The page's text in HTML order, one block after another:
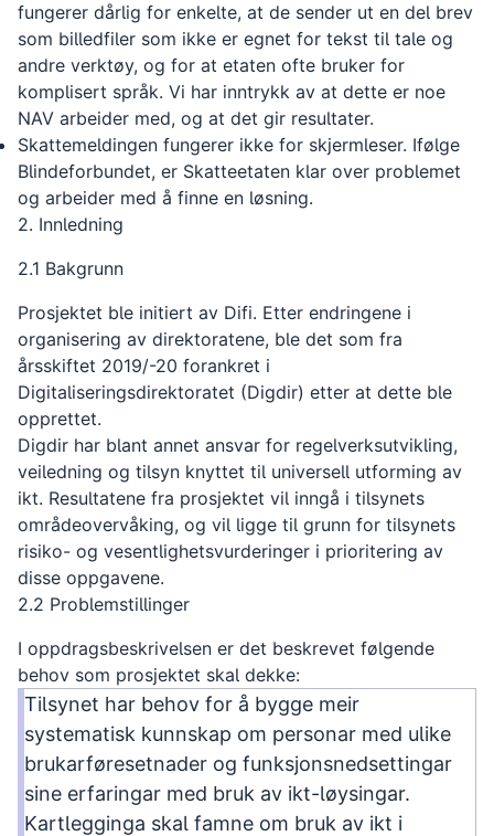
fungerer dårlig for enkelte, at de sender ut en del brev
som billedfiler som ikke er egnet for tekst til tale og
andre verktøy, og for at etaten ofte bruker for
komplisert språk. Vi har inntrykk av at dette er noe
NAV arbeider med, og at det gir resultater.
Skattemeldingen fungerer ikke for skjermleser. Ifølge
Blindeforbundet, er Skatteetaten klar over problemet
og arbeider med å finne en løsning.
2. Innledning
2.1 Bakgrunn
Prosjektet ble initiert av Difi. Etter endringene i
organisering av direktoratene, ble det som fra
årsskiftet 2019/-20 forankret i
Digitaliseringsdirektoratet (Digdir) etter at dette ble
opprettet.
Digdir har blant annet ansvar for regelverksutvikling,
veiledning og tilsyn knyttet til universell utforming av
ikt. Resultatene fra prosjektet vil inngå i tilsynets
områdeovervåking, og vil ligge til grunn for tilsynets
risiko- og vesentlighetsvurderinger i prioritering av
disse oppgavene.
2.2 Problemstillinger
I oppdragsbeskrivelsen er det beskrevet følgende
behov som prosjektet skal dekke:
Tilsynet har behov for å bygge meir
systematisk kunnskap om personar med ulike
brukarføresetnader og funksjonsnedsettingar
sine erfaringar med bruk av ikt-løysingar.
Kartlegginga skal famne om bruk av ikt i